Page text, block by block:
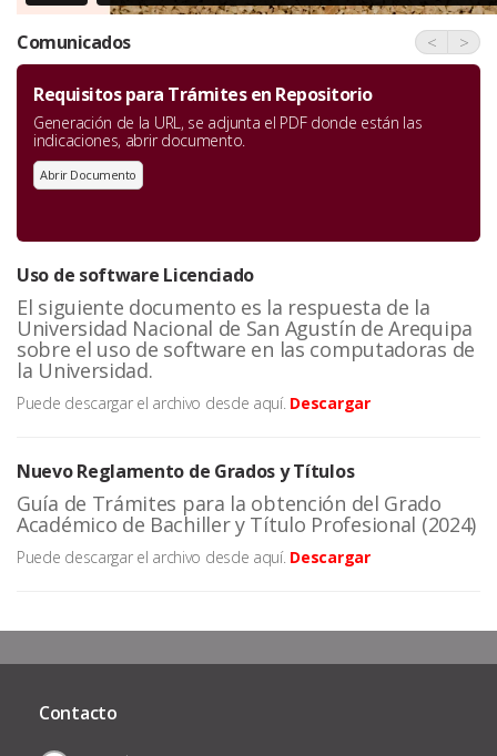
Comunicados < >
Requisitos para Trámites en Repositorio
Generación de la URL, se adjunta el PDF donde están las
indicaciones, abrir documento.
Abrir Documento
Uso de software Licenciado
El siguiente documento es la respuesta de la
Universidad Nacional de San Agustín de Arequipa
sobre el uso de software en las computadoras de
la Universidad.
Puede descargar el archivo desde aquí. Descargar
Nuevo Reglamento de Grados y Títulos
Guía de Trámites para la obtención del Grado
Académico de Bachiller y Título Profesional (2024)
Puede descargar el archivo desde aquí. Descargar
Contacto